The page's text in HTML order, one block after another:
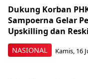
NASIONAL
Dukung Korban
Sampoerna Gelar
Upskilling dan
Kamis, 16